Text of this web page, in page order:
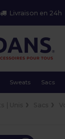
Livraison en 24h
Sweats Sacs